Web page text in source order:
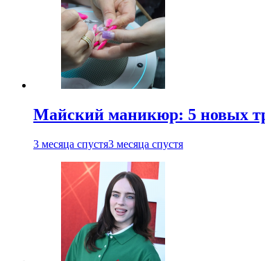
Майский маникюр: 5 новых
3 месяца спустя3 месяца спустя